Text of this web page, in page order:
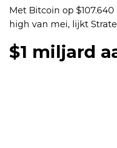
Met Bitcoin op
high van mei, lijkt
$1 miljard